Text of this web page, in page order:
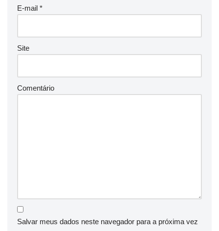
E-mail *
Site
Comentário
Salvar meus dados neste navegador para a próxima vez